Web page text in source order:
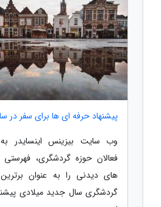
پیشنهاد حرفه ای ها برای سفر در سال
وب سایت بیزینس اینسایدر
فعالان حوزه گردشگری، فهرستی
های دیدنی را به عنوان
گردشگری سال جدید میلادی